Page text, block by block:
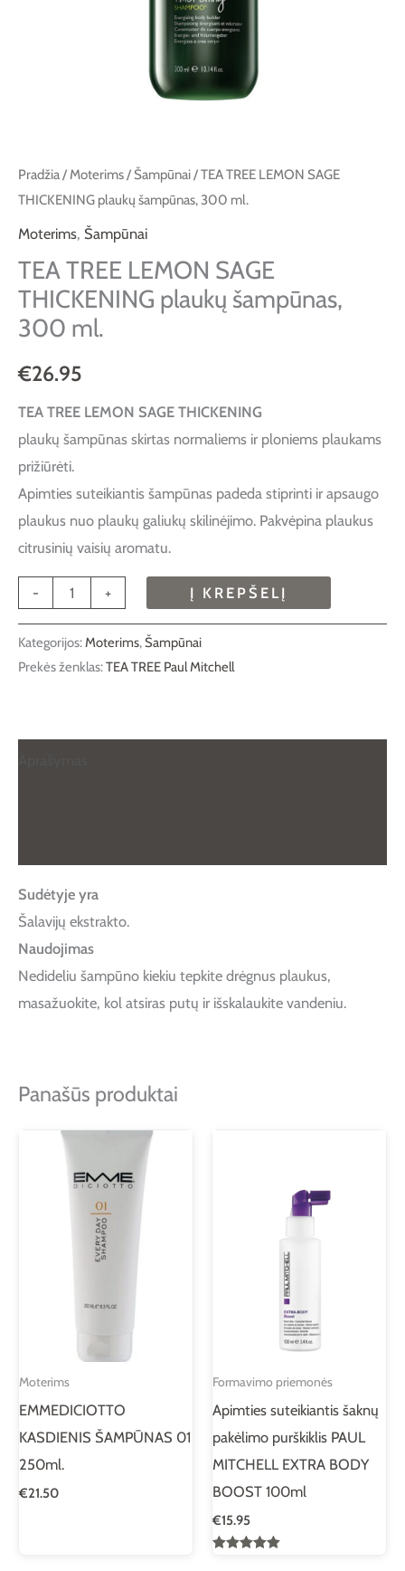
Pradžia/Moterims/ Šampūnai/ TEA TREE LEMON SAGE
THICKENING plaukų šampūnas, 300 ml.
Moterims, Šampūnai
TEA TREE LEMON SAGE
THICKENING plaukų šampūnas,
300 ml.
€26.95
TEA TREE LEMON SAGE THICKENING
plaukų šampūnas skirtas normaliems ir ploniems plaukams
prižiūrėti.
Apimties suteikiantis šampūnas padeda stiprinti ir apsaugo
plaukus nuo plaukų galiukų skilinėjimo. Pakvėpina plaukus
citrusinių vaisių aromatu.
- + Į KREPŠELĮ
Kategorijos:Moterims,Šampūnai
Prekės ženklas:TEA TREE Paul Mitchell
Sudėtyje yra
Šalavijų ekstrakto.
Naudojimas
Nedideliu šampūno kiekiu tepkite drėgnus plaukus,
masažuokite, kol atsiras putų ir išskalaukite vandeniu.
Panašūs produktai
Moterims
EMMEDICIOTTO
KASDIENIS ŠAMPŪNAS 01
250ml.
€21.50
Formavimo priemonės
Apimties suteikiantis šaknų
pakėlimo purškiklis PAUL
MITCHELL EXTRA BODY
BOOST 100ml
€15.95